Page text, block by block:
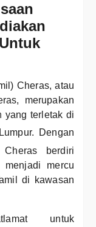
Cheras, atau
merupakan
yang terletak di
Dengan
berdiri
menjadi mercu
di kawasan
untuk